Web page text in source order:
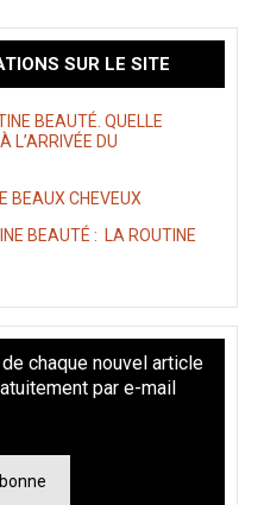
SUR LE SITE
BEAUTÉ. QUELLE
L’ARRIVÉE DU
BEAUX CHEVEUX
BEAUTÉ : LA ROUTINE
chaque nouvel article
par e-mail